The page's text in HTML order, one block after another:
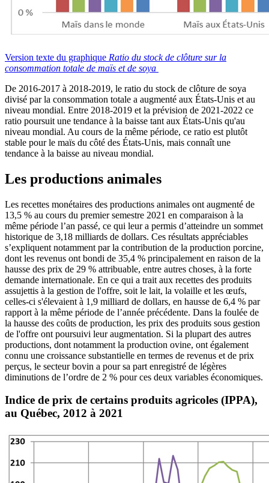
Version texte du graphique Ratio du stock de clôture sur la
consommation totale de maïs et de soya
De 2016-2017 à 2018-2019, le ratio du stock de clôture de soya
divisé par la consommation totale a augmenté aux États-Unis et au
niveau mondial. Entre 2018-2019 et la prévision de 2021-2022 ce
ratio poursuit une tendance à la baisse tant aux États-Unis qu'au
niveau mondial. Au cours de la même période, ce ratio est plutôt
stable pour le maïs du côté des États-Unis, mais connaît une
tendance à la baisse au niveau mondial.
Les productions animales
Les recettes monétaires des productions animales ont augmenté de
13,5 % au cours du premier semestre 2021 en comparaison à la
même période l’an passé, ce qui leur a permis d’atteindre un sommet
historique de 3,18 milliards de dollars. Ces résultats appréciables
s’expliquent notamment par la contribution de la production porcine,
dont les revenus ont bondi de 35,4 % principalement en raison de la
hausse des prix de 29 % attribuable, entre autres choses, à la forte
demande internationale. En ce qui a trait aux recettes des produits
assujettis à la gestion de l'offre, soit le lait, la volaille et les œufs,
celles-ci s'élevaient à 1,9 milliard de dollars, en hausse de 6,4 % par
rapport à la même période de l’année précédente. Dans la foulée de
la hausse des coûts de production, les prix des produits sous gestion
de l'offre ont poursuivi leur augmentation. Si la plupart des autres
productions, dont notamment la production ovine, ont également
connu une croissance substantielle en termes de revenus et de prix
perçus, le secteur bovin a pour sa part enregistré de légères
diminutions de l’ordre de 2 % pour ces deux variables économiques.
Indice de prix de certains produits agricoles (IPPA),
au Québec, 2012 à 2021